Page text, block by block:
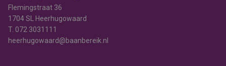
Flemingstraat 36
1704 SL Heerhugowaard
T. 072 3031111
heerhugowaard@baanbereik.nl